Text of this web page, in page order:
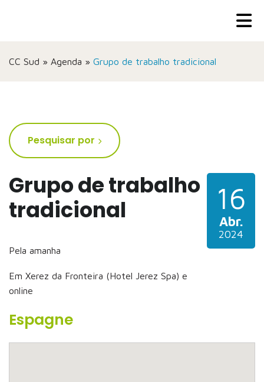
CC Sud » Agenda » Grupo de trabalho tradicional
Grupo de trabalho
tradicional
Pela amanha
Em Xerez da Fronteira (Hotel Jerez Spa) e
online
16
Abr.
2024
Espagne
Pesquisar por